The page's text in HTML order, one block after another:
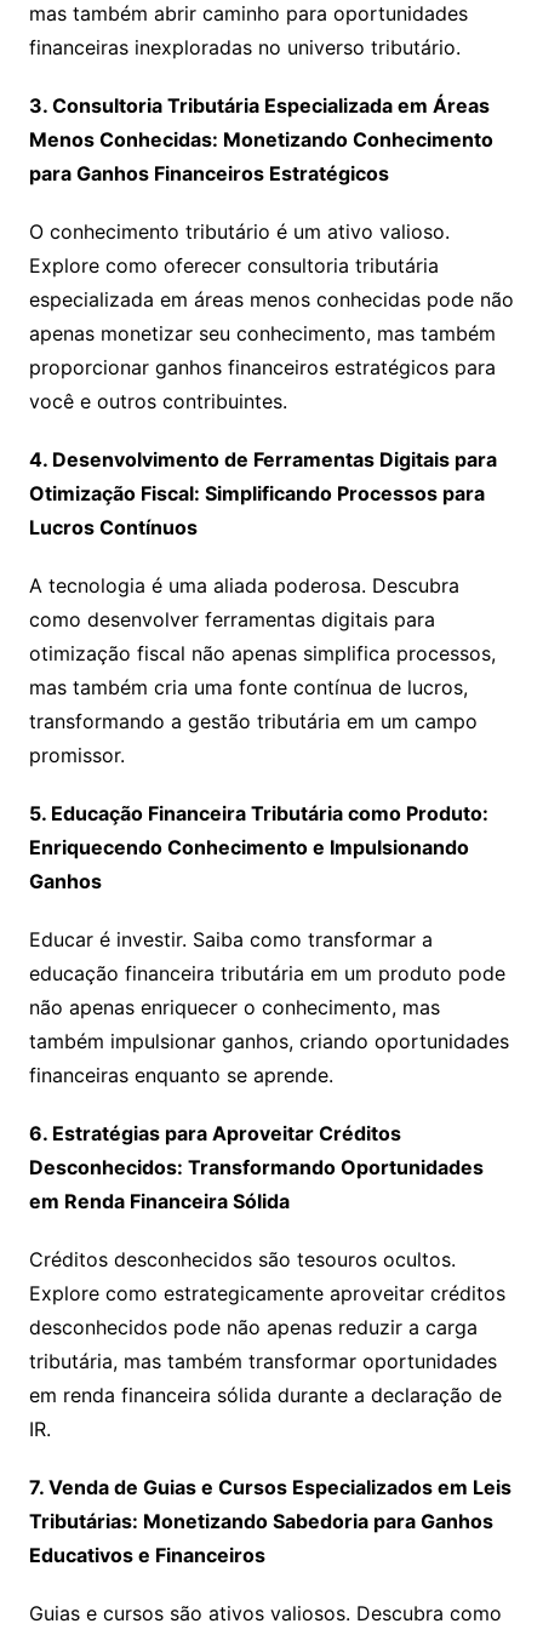
mas também abrir caminho para oportunidades
financeiras inexploradas no universo tributário.
3. Consultoria Tributária Especializada em Áreas
Menos Conhecidas: Monetizando Conhecimento
para Ganhos Financeiros Estratégicos
O conhecimento tributário é um ativo valioso.
Explore como oferecer consultoria tributária
especializada em áreas menos conhecidas pode não
apenas monetizar seu conhecimento, mas também
proporcionar ganhos financeiros estratégicos para
você e outros contribuintes.
4. Desenvolvimento de Ferramentas Digitais para
Otimização Fiscal: Simplificando Processos para
Lucros Contínuos
A tecnologia é uma aliada poderosa. Descubra
como desenvolver ferramentas digitais para
otimização fiscal não apenas simplifica processos,
mas também cria uma fonte contínua de lucros,
transformando a gestão tributária em um campo
promissor.
5. Educação Financeira Tributária como Produto:
Enriquecendo Conhecimento e Impulsionando
Ganhos
Educar é investir. Saiba como transformar a
educação financeira tributária em um produto pode
não apenas enriquecer o conhecimento, mas
também impulsionar ganhos, criando oportunidades
financeiras enquanto se aprende.
6. Estratégias para Aproveitar Créditos
Desconhecidos: Transformando Oportunidades
em Renda Financeira Sólida
Créditos desconhecidos são tesouros ocultos.
Explore como estrategicamente aproveitar créditos
desconhecidos pode não apenas reduzir a carga
tributária, mas também transformar oportunidades
em renda financeira sólida durante a declaração de
IR.
7. Venda de Guias e Cursos Especializados em Leis
Tributárias: Monetizando Sabedoria para Ganhos
Educativos e Financeiros
Guias e cursos são ativos valiosos. Descubra como